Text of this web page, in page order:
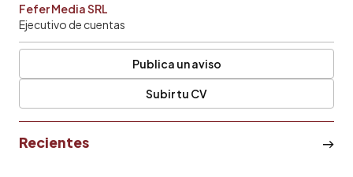
Fefer Media SRL
Ejecutivo de cuentas
Publica un aviso
Subir tu CV
Recientes